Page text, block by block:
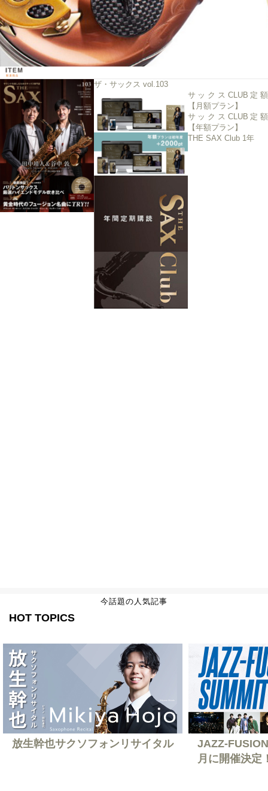
ザ・サックス vol.103
サックスCLUB定額
【月額プラン】
サックスCLUB定額
【年額プラン】
THE SAX Club 1年
今話題の人気記事
HOT TOPICS
放生幹也サクソフォンリサイタル
JAZZ-
月に開催決定